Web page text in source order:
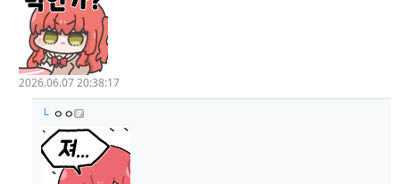
2026.06.07 20:38:17
└ ㅇㅇ